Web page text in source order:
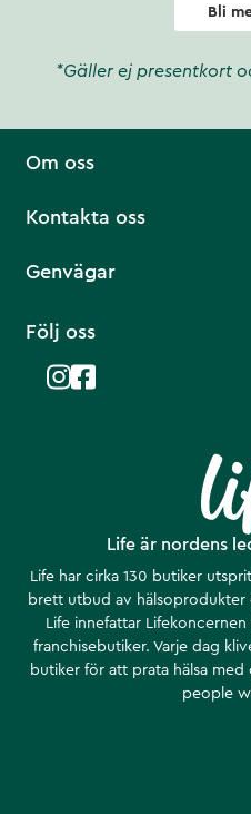
Bli
*Gäller ej presentkort
Life är nordens
Life har cirka 130 butiker
brett utbud av hälsoprodukter
Life innefattar
franchisebutiker. Varje dag
butiker för att prata hälsa
people
Om oss
Kontakta oss
Genvägar
Följ oss